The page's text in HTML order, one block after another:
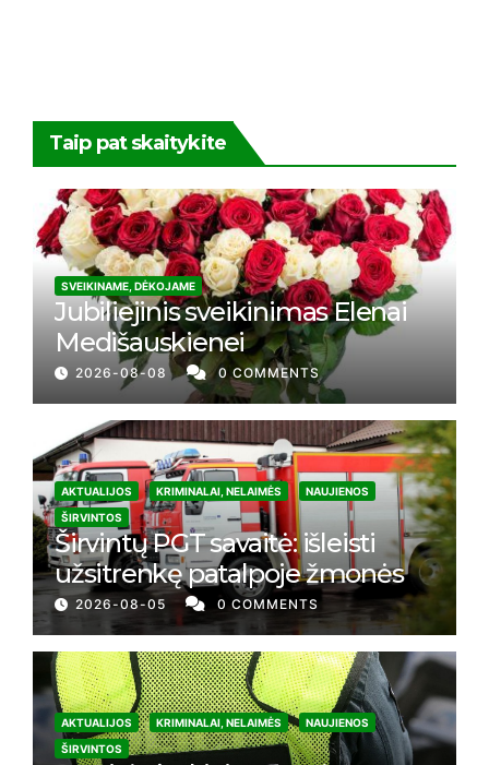
Taip pat skaitykite
SVEIKINAME, DĖKOJAME
Jubiliejinis sveikinimas Elenai
Medišauskienei
2026-08-08 0 COMMENTS
AKTUALIJOS KRIMINALAI, NELAIMĖS
NAUJIENOS
ŠIRVINTOS
Širvintų PGT savaitė: išleisti
užsitrenkę patalpoje žmonės
2026-08-05 0 COMMENTS
AKTUALIJOS KRIMINALAI, NELAIMĖS
NAUJIENOS
ŠIRVINTOS